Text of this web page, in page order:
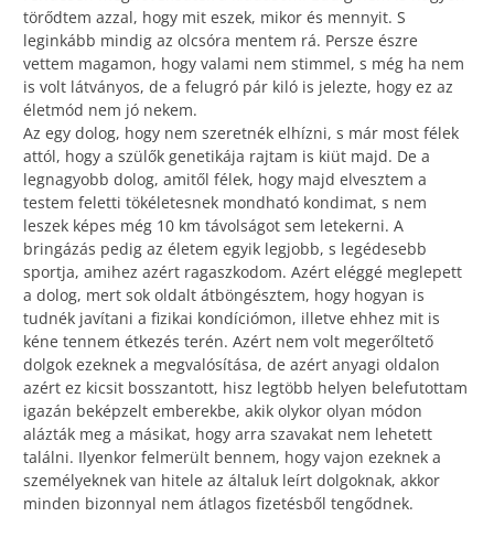
törődtem azzal, hogy mit eszek, mikor és mennyit. S
leginkább mindig az olcsóra mentem rá. Persze észre
vettem magamon, hogy valami nem stimmel, s még ha nem
is volt látványos, de a felugró pár kiló is jelezte, hogy ez az
életmód nem jó nekem.
Az egy dolog, hogy nem szeretnék elhízni, s már most félek
attól, hogy a szülők genetikája rajtam is kiüt majd. De a
legnagyobb dolog, amitől félek, hogy majd elvesztem a
testem feletti tökéletesnek mondható kondimat, s nem
leszek képes még 10 km távolságot sem letekerni. A
bringázás pedig az életem egyik legjobb, s legédesebb
sportja, amihez azért ragaszkodom. Azért eléggé meglepett
a dolog, mert sok oldalt átböngésztem, hogy hogyan is
tudnék javítani a fizikai kondíciómon, illetve ehhez mit is
kéne tennem étkezés terén. Azért nem volt megerőltető
dolgok ezeknek a megvalósítása, de azért anyagi oldalon
azért ez kicsit bosszantott, hisz legtöbb helyen belefutottam
igazán beképzelt emberekbe, akik olykor olyan módon
alázták meg a másikat, hogy arra szavakat nem lehetett
találni. Ilyenkor felmerült bennem, hogy vajon ezeknek a
személyeknek van hitele az általuk leírt dolgoknak, akkor
minden bizonnyal nem átlagos fizetésből tengődnek.